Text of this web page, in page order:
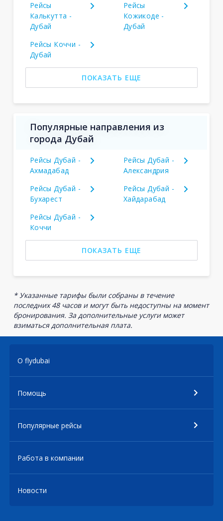
Рейсы
Калькутта -
Дубай
Рейсы
Кожикоде -
Дубай
Рейсы Коччи -
Дубай
ПОКАЗАТЬ ЕЩЕ
Популярные направления из
города Дубай
Рейсы Дубай -
Ахмадабад
Рейсы Дубай -
Александрия
Рейсы Дубай -
Бухарест
Рейсы Дубай -
Хайдарабад
Рейсы Дубай -
Коччи
ПОКАЗАТЬ ЕЩЕ
* Указанные тарифы были собраны в течение
последних 48 часов и могут быть недоступны на момент
бронирования. За дополнительные услуги может
взиматься дополнительная плата.
О flydubai
Помощь
Популярные рейсы
Работа в компании
Новости